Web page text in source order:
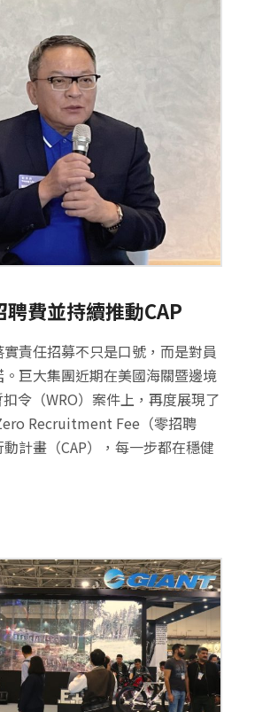
費並持續推動CAP
責任招募不只是口號，而是對員
巨大集團近期在美國海關暨邊境
令（WRO）案件上，再度展現了
Recruitment Fee（零招聘
計畫（CAP），每一步都在穩健